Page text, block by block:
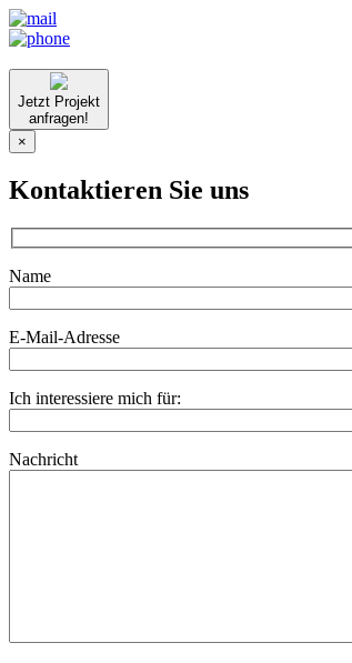
Jetzt Projekt
anfragen!
×
Kontaktieren Sie uns
Name
E-Mail-Adresse
Ich interessiere mich für:
Nachricht